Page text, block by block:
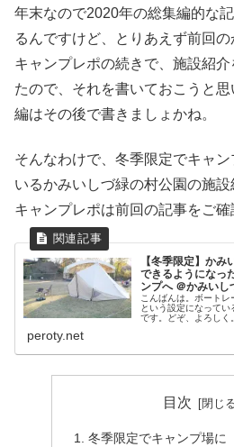
年末なので2020年の総集編的な
るんですけど、とりあえず前回
キャンプレポの続きで、施設紹
たので、それを書いておこうと
編はその後で書きましょかね。
そんなわけで、冬季限定でキャ
いるかみいしづ緑の村公園の施設
キャンプレポは前回の記事をご確
【冬季限定】か
できるようになっ
ンプへ ＠かみいし
こんばんは。ボート
という設定になって
です。どぞ、よろしく
peroty.net
目次
冬季限定でキャンプ場に